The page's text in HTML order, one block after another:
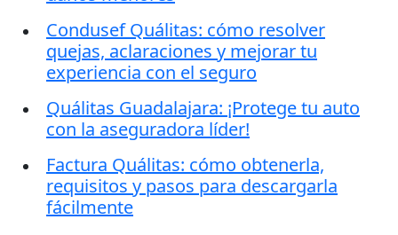
Condusef Quálitas: cómo resolver
quejas, aclaraciones y mejorar tu
experiencia con el seguro
Quálitas Guadalajara: ¡Protege tu auto
con la aseguradora líder!
Factura Quálitas: cómo obtenerla,
requisitos y pasos para descargarla
fácilmente